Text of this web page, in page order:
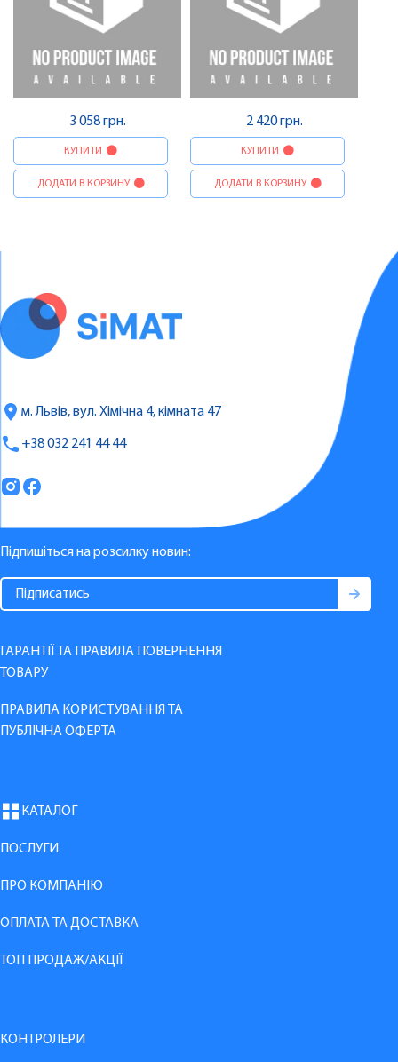
3 058 грн.
КУПИТИ
ДОДАТИ В КОРЗИНУ
2 420 грн.
КУПИТИ
ДОДАТИ В КОРЗИНУ
м. Львів, вул. Хімічна 4, кімната 47
+38 032 241 44 44
Підпишіться на розсилку новин:
ГАРАНТІЇ ТА ПРАВИЛА ПОВЕРНЕННЯ
ТОВАРУ
ПРАВИЛА КОРИСТУВАННЯ ТА
ПУБЛІЧНА ОФЕРТА
КАТАЛОГ
ПОСЛУГИ
ПРО КОМПАНІЮ
ОПЛАТА ТА ДОСТАВКА
ТОП ПРОДАЖ/АКЦІЇ
КОНТРОЛЕРИ